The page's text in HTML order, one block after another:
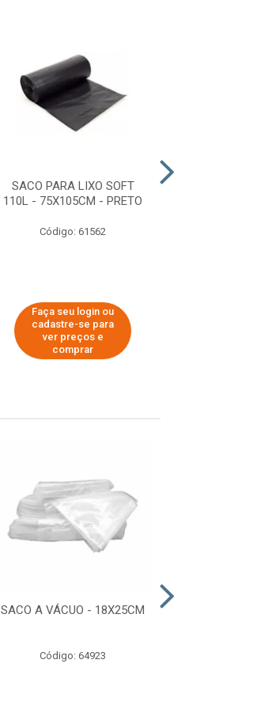
SACO PARA LIXO SOFT
110L - 75X105CM - PRETO
Código: 61562
Faça seu login ou
cadastre-se para
ver preços e
comprar
SACO A VÁCUO - 18X25CM
Código: 64923